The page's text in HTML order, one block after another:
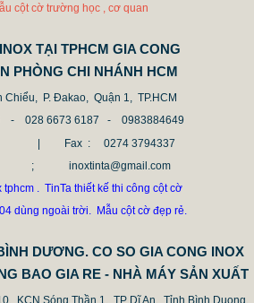
CỜ INOX ĐẸP GIÁ RẺ
MAU COT CO INOX 304
cột cờ trường học , cơ quan
TẠI TPHCM GIA CONG
PHÒNG CHI NHÁNH HCM
P. Đakao, Quận 1, TP.HCM
- 028 6673 6187 -
0983884649
779 | Fax :
0274 3794337
; inoxtinta@gmail.com
. TinTa thiết kế thi công cột cờ
dùng ngoài trời. Mẫu cột cờ đẹp rẻ.
DƯƠNG. CO SO GIA CONG INOX
BAO GIA RE - NHÀ MÁY SẢN XUẤT
KCN Sóng Thần 1, TP Dĩ An, Tỉnh Bình Duong.